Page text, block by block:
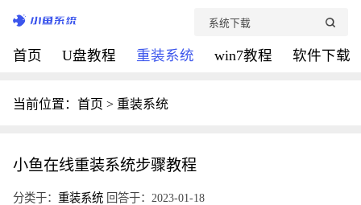
首页 U盘教程 重装系统 win7教程 软件下载
当前位置： 首页 > 重装系统
小鱼在线重装系统步骤教程
分类于： 重装系统 回答于：2023-01-18